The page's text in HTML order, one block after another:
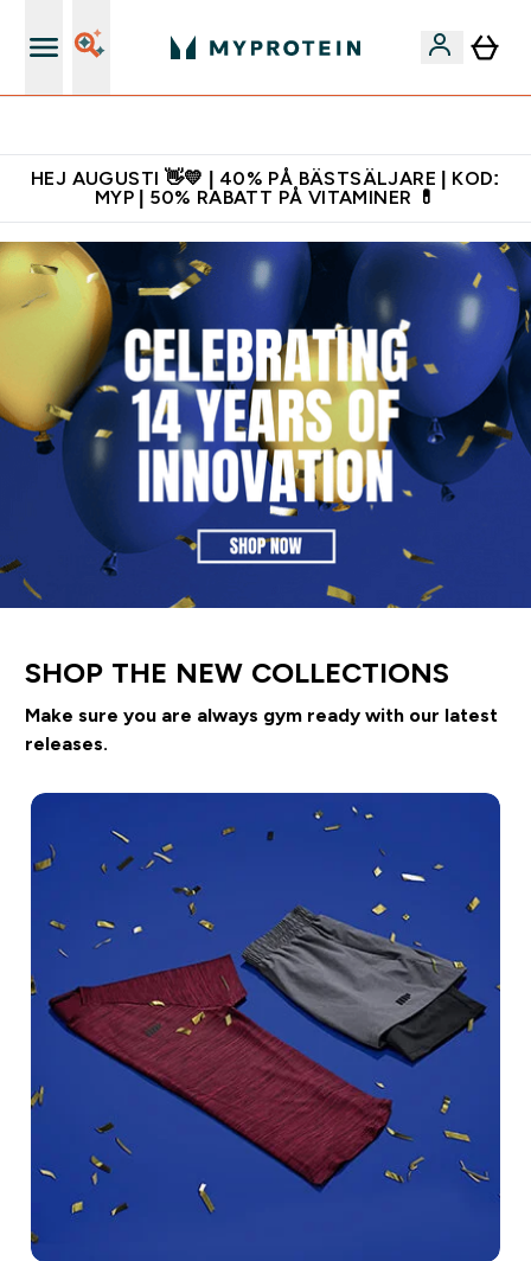
HEJ AUGUSTI 👋💛 | 40% PÅ BÄSTSÄLJARE | KOD:
MYP | 50% RABATT PÅ VITAMINER 💊
SHOP THE NEW COLLECTIONS
Make sure you are always gym ready with our latest
releases.